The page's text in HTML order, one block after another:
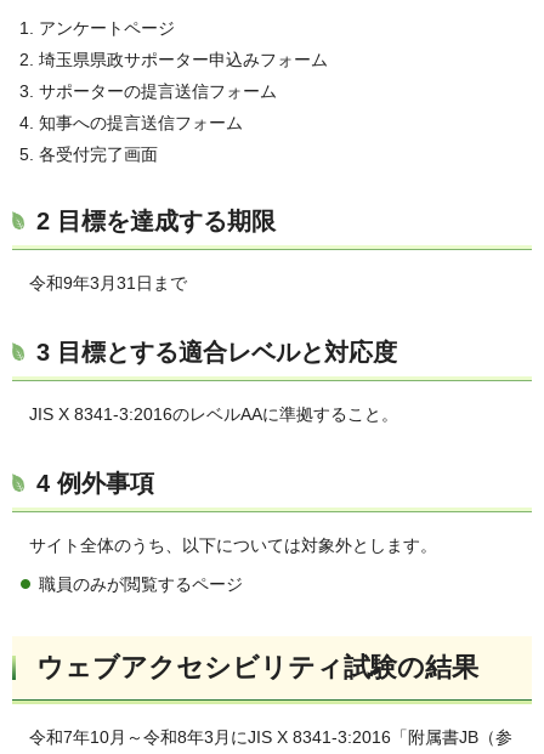
アンケートページ
埼玉県県政サポーター申込みフォーム
サポーターの提言送信フォーム
知事への提言送信フォーム
各受付完了画面
2 目標を達成する期限
令和9年3月31日まで
3 目標とする適合レベルと対応度
JIS X 8341-3:2016のレベルAAに準拠すること。
4 例外事項
サイト全体のうち、以下については対象外とします。
職員のみが閲覧するページ
ウェブアクセシビリティ試験の結果
令和7年10月～令和8年3月にJIS X 8341-3:2016「附属書JB（参